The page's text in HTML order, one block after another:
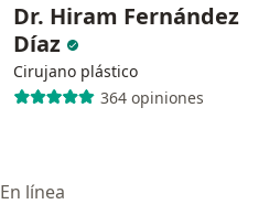
Dr. Hiram Fernández
Díaz
Cirujano plástico
364 opiniones
En línea